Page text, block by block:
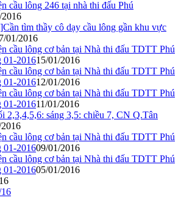
cầu lông 246 tại nhà thi đấu Phú
2016
tìm thầy cô dạy cầu lông gần khu vực
01/2016
cầu lông cơ bản tại Nhà thi đấu TDTT Phú
01-201615/01/2016
cầu lông cơ bản tại Nhà thi đấu TDTT Phú
01-201612/01/2016
cầu lông cơ bản tại Nhà thi đấu TDTT Phú
01-201611/01/2016
2,3,4,5,6: sáng 3,5: chiều 7, CN Q.Tân
cầu lông cơ bản tại Nhà thi đấu TDTT Phú
01-201609/01/2016
cầu lông cơ bản tại Nhà thi đấu TDTT Phú
01-201605/01/2016